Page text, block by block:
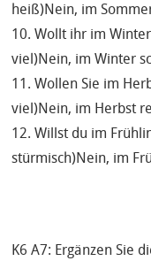
heiß)Nein, im
10. Wollt ihr im
viel)Nein, im Winter
11. Wollen Sie im
viel)Nein, im Herbst
12. Willst du im
stürmisch)Nein, im
K6 A7: Ergänzen Sie